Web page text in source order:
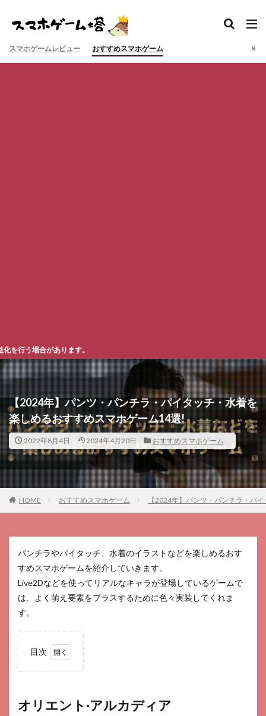
スマホゲームレビュー おすすめスマホゲーム
【2024年】パンツ・パンチラ・パイタッチ・水着を
楽しめるおすすめスマホゲーム14選!
2022年8月4日 2024年4月20日 おすすめスマホゲーム
HOME おすすめスマホゲーム 【2024年】パンツ・パンチラ・パ
パンチラやパイタッチ、水着のイラストなどを楽しめるおす
すめスマホゲームを紹介していきます。
Live2Dなどを使ってリアルなキャラが登場しているゲームで
は、よく萌え要素をプラスするために色々実装してくれま
す。
目次
ト·
アル
オリエント·アルカディア